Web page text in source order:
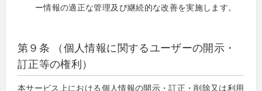
ー情報の適正な管理及び継続的な改善を実施します。
第９条 （個人情報に関するユーザーの開示・
訂正等の権利）
本サービス上における個人情報の開示・訂正・削除又は利用